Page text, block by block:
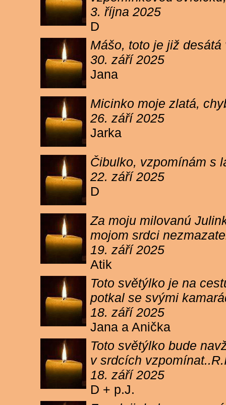
3. října 2025
D
Mášo, toto je již
30. září 2025
Jana
Micinko moje zlatá,
26. září 2025
Jarka
Čibulko, vzpomínám s
22. září 2025
D
Za moju milovanú
mojom srdci
19. září 2025
Atik
Toto světýlko je na
potkal se svými
18. září 2025
Jana a Anička
Toto světýlko bude
v srdcích
18. září 2025
D + p.J.